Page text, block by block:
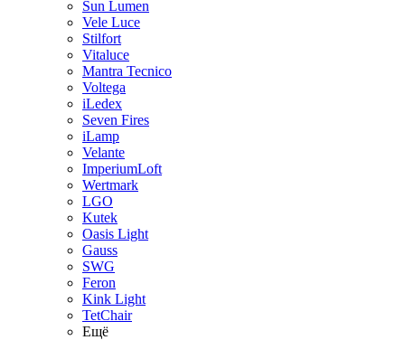
Sun Lumen
Vele Luce
Stilfort
Vitaluce
Mantra Tecnico
Voltega
iLedex
Seven Fires
iLamp
Velante
ImperiumLoft
Wertmark
LGO
Kutek
Oasis Light
Gauss
SWG
Feron
Kink Light
TetСhair
Ещё